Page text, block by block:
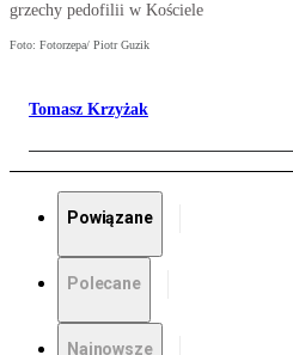
grzechy pedofilii w Kościele
Foto: Fotorzepa/ Piotr Guzik
Tomasz Krzyżak
Powiązane
Polecane
Najnowsze